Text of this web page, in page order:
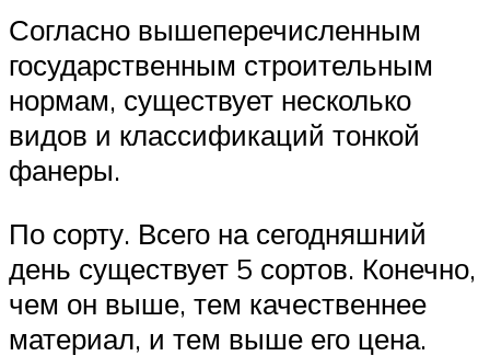
Согласно вышеперечисленным
государственным строительным
нормам, существует несколько
видов и классификаций тонкой
фанеры.
По сорту. Всего на сегодняшний
день существует 5 сортов. Конечно,
чем он выше, тем качественнее
материал, и тем выше его цена.